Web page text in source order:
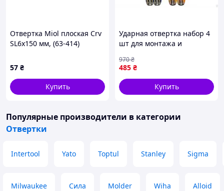
Отвертка Miol плоская Crv
SL6x150 мм, (63-414)
57 ₴
Купить
Ударная отвертка набор 4
шт для монтажа и
соединений с магнитным
наконечником
485 ₴
970₴
Купить
Популярные производители в категории
Отвертки
Intertool Yato Toptul Stanley Sigma
Milwaukee Сила Molder Wiha Alloid